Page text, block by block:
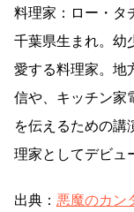
料理家：ロー・タ
千葉県生まれ。幼
愛する料理家。地
信や、キッチン家
を伝えるための講
理家としてデビュ
出典： 悪魔のカン